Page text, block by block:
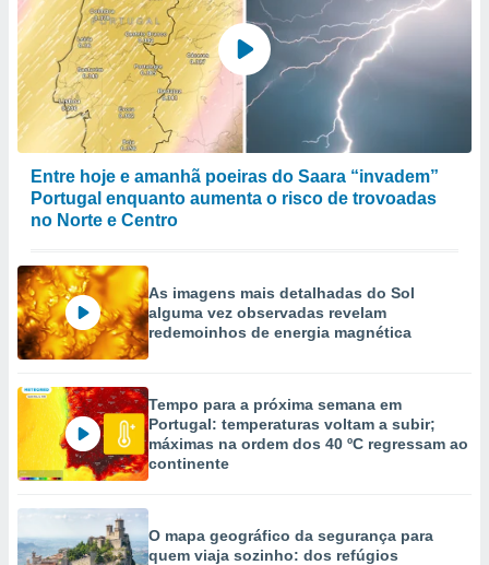
Entre hoje e amanhã poeiras do Saara “invadem”
Portugal enquanto aumenta o risco de trovoadas
no Norte e Centro
As imagens mais detalhadas do Sol
alguma vez observadas revelam
redemoinhos de energia magnética
Tempo para a próxima semana em
Portugal: temperaturas voltam a subir;
máximas na ordem dos 40 ºC regressam ao
continente
O mapa geográfico da segurança para
quem viaja sozinho: dos refúgios